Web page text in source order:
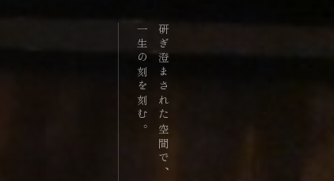
研ぎ澄まされた空間で、
一生の刻を刻む。